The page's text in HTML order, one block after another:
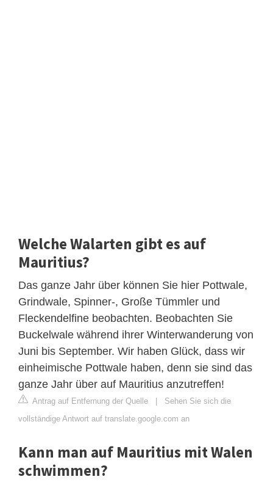
Welche Walarten gibt es auf
Mauritius?
Das ganze Jahr über können Sie hier Pottwale,
Grindwale, Spinner-, Große Tümmler und
Fleckendelfine beobachten. Beobachten Sie
Buckelwale während ihrer Winterwanderung von
Juni bis September. Wir haben Glück, dass wir
einheimische Pottwale haben, denn sie sind das
ganze Jahr über auf Mauritius anzutreffen!
Antrag auf Entfernung der Quelle
Sehen Sie sich die
vollständige Antwort auf translate.google.com an
Kann man auf Mauritius mit Walen
schwimmen?